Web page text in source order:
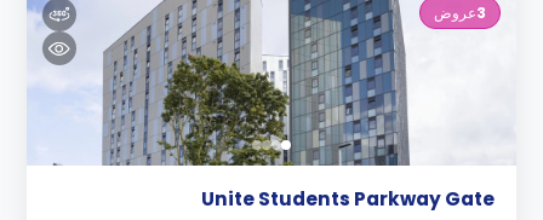
3عروض
Unite Students Parkway Gate